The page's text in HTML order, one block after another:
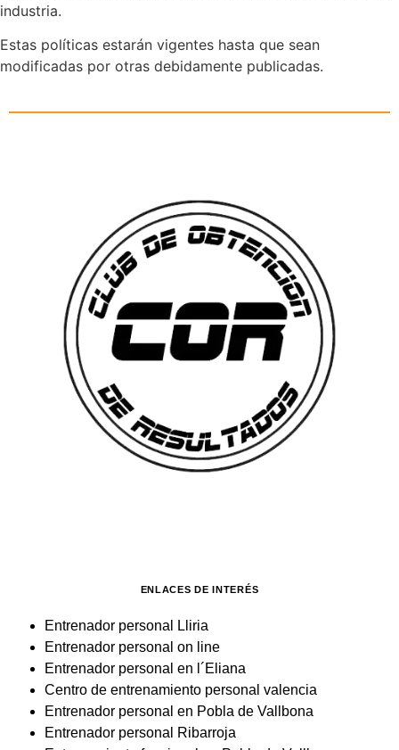
industria.
Estas políticas estarán vigentes hasta que sean
modificadas por otras debidamente publicadas.
ENLACES DE INTERÉS
Entrenador personal Lliria
Entrenador personal on line
Entrenador personal en l´Eliana
Centro de entrenamiento personal valencia
Entrenador personal en Pobla de Vallbona
Entrenador personal Ribarroja